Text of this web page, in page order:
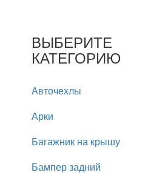
ВЫБЕРИТЕ
КАТЕГОРИЮ
Авточехлы
Арки
Багажник на крышу
Бампер задний